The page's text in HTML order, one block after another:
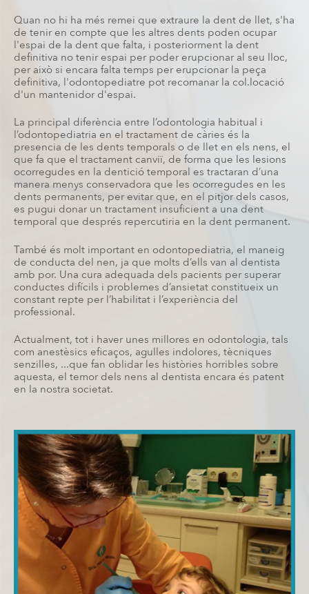
Quan no hi ha més remei que extraure la dent de llet, s'ha
de tenir en compte que les altres dents poden ocupar
l'espai de la dent que falta, i posteriorment la dent
definitiva no tenir espai per poder erupcionar al seu lloc,
per això si encara falta temps per erupcionar la peça
definitiva, l'odontopediatre pot recomanar la col.locació
d'un mantenidor d'espai.
La principal diferència entre l’odontologia habitual i
l’odontopediatria en el tractament de càries és la
presencia de les dents temporals o de llet en els nens, el
que fa que el tractament canviï, de forma que les lesions
ocorregudes en la dentició temporal es tractaran d’una
manera menys conservadora que les ocorregudes en les
dents permanents, per evitar que, en el pitjor dels casos,
es pugui donar un tractament insuficient a una dent
temporal que després repercutiria en la dent permanent.
També és molt important en odontopediatria, el maneig
de conducta del nen, ja que molts d’ells van al dentista
amb por. Una cura adequada dels pacients per superar
conductes difícils i problemes d’ansietat constitueix un
constant repte per l’habilitat i l’experiència del
professional.
Actualment, tot i haver unes millores en odontologia, tals
com anestèsics eficaços, agulles indolores, tècniques
senzilles, ...que fan oblidar les històries horribles sobre
aquesta, el temor dels nens al dentista encara és patent
en la nostra societat.